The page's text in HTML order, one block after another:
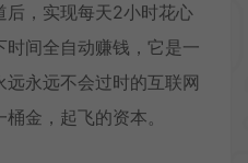
后，实现每天2小时花心
间全自动赚钱，它是一
永远不会过时的互联网
金，起飞的资本。